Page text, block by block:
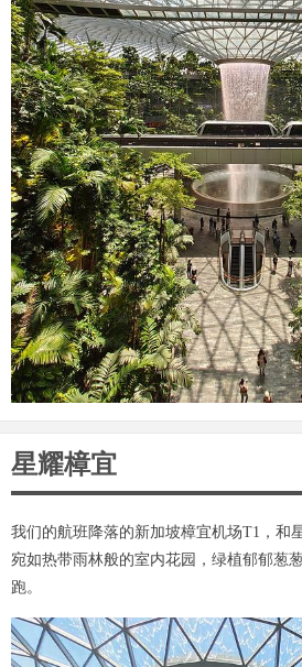
星耀樟宜
我们的航班降落的新加坡樟宜机场T1，和
宛如热带雨林般的室内花园，绿植郁郁葱
跑。